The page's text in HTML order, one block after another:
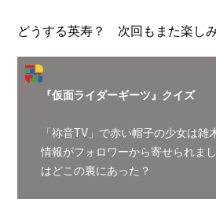
どうする英寿？ 次回もまた楽し
『仮面ライダーギーツ』クイズ
「祢音TV」で赤い帽子の少女は
情報がフォロワーから寄せられま
はどこの裏にあった？